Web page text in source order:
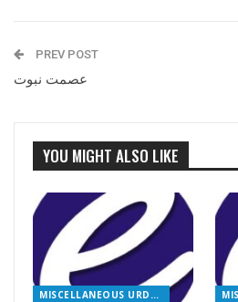
PREV POST
عصمت نبوت
YOU MIGHT ALSO LIKE
MISCELLANEOUS URDU BOOKS